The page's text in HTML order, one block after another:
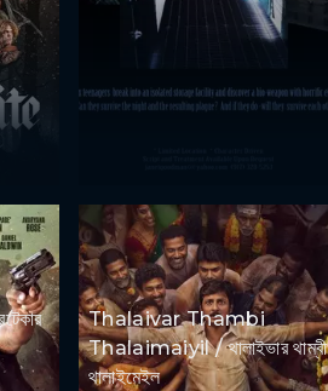
Thalaivar Thambi
Thalaimaiyil / থালাইভার থাম্বী
থালাইমেইল